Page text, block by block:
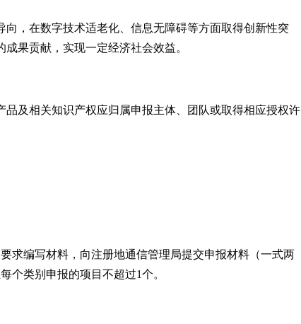
向，在数字技术适老化、信息无障碍等方面取得创新性突
果贡献，实现一定经济社会效益。
品及相关知识产权应归属申报主体、团队或取得相应授权许
求编写材料，向注册地通信管理局提交申报材料（一式两
个类别申报的项目不超过1个。